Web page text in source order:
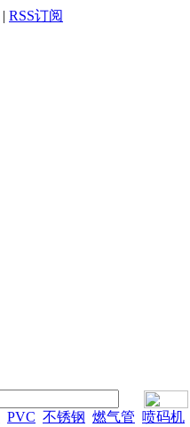
| RSS订阅
PVC 不锈钢 燃气管 喷码机